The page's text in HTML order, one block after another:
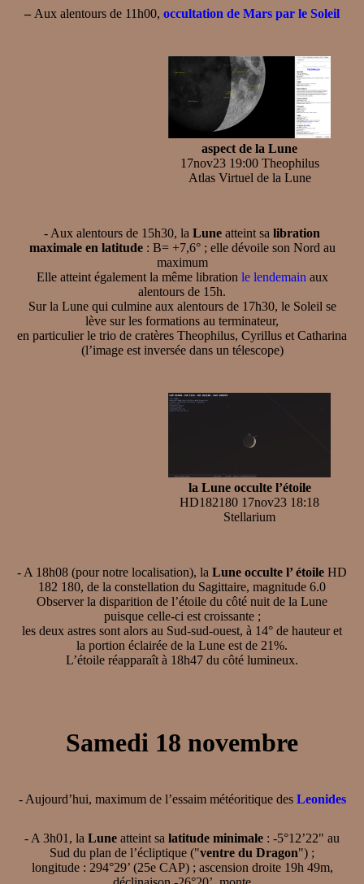
– Aux alentours de 11h00, occultation de Mars par le Soleil
aspect de la Lune
17nov23 19:00 Theophilus
Atlas Virtuel de la Lune
- Aux alentours de 15h30, la Lune atteint sa libration
maximale en latitude: B= +7,6° ; elle dévoile son Nord au
maximum
Elle atteint également la même libration le lendemain aux
alentours de 15h.
Sur la Lune qui culmine aux alentours de 17h30, le Soleil se
lève sur les formations au terminateur,
en particulier le trio de cratères Theophilus, Cyrillus et Catharina
(l’image est inversée dans un télescope)
la Lune occulte l’étoile
HD182180 17nov23 18:18
Stellarium
- A 18h08 (pour notre localisation), la Lune occulte l’ étoile HD
182 180, de la constellation du Sagittaire, magnitude 6.0
Observer la disparition de l’étoile du côté nuit de la Lune
puisque celle-ci est croissante ;
les deux astres sont alors au Sud-sud-ouest, à 14° de hauteur et
la portion éclairée de la Lune est de 21%.
L’étoile réapparaît à 18h47 du côté lumineux.
Samedi 18 novembre
- Aujourd’hui, maximum de l’essaim météoritique des Leonides
- A 3h01, la Lune atteint sa latitude minimale : -5°12’22" au
Sud du plan de l’écliptique ("ventre du Dragon") ;
longitude : 294°29’ (25e CAP) ; ascension droite 19h 49m,